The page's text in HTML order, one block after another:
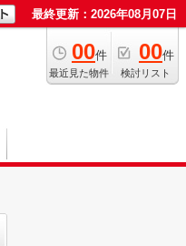
最終更新：2026年08月07日
00件
最近見た物件
00件
検討リスト